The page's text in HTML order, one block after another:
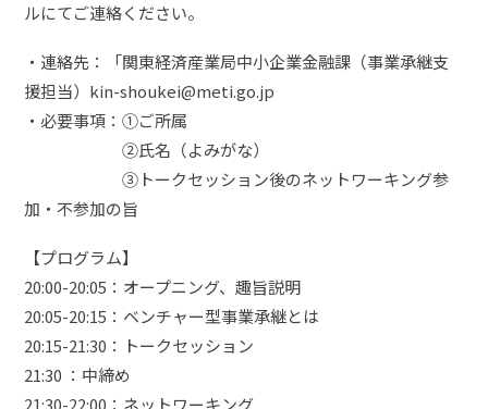
ルにてご連絡ください。
・連絡先：「関東経済産業局中小企業金融課（事業承継支
援担当） kin-shoukei@meti.go.jp
・必要事項：①ご所属
②氏名（よみがな）
③トークセッション後のネットワーキング参
加・不参加の旨
【プログラム】
20:00-20:05：オープニング、趣旨説明
20:05-20:15：ベンチャー型事業承継とは
20:15-21:30：トークセッション
21:30 ：中締め
21:30-22:00：ネットワーキング